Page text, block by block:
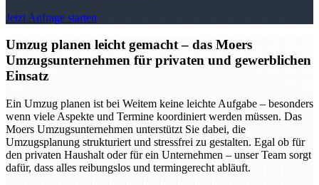
Jetzt Anfrage starten
Umzug planen leicht gemacht – das Moers
Umzugsunternehmen für privaten und gewerblichen
Einsatz
Ein Umzug planen ist bei Weitem keine leichte Aufgabe – besonders
wenn viele Aspekte und Termine koordiniert werden müssen. Das
Moers Umzugsunternehmen unterstützt Sie dabei, die
Umzugsplanung strukturiert und stressfrei zu gestalten. Egal ob für
den privaten Haushalt oder für ein Unternehmen – unser Team sorgt
dafür, dass alles reibungslos und termingerecht abläuft.